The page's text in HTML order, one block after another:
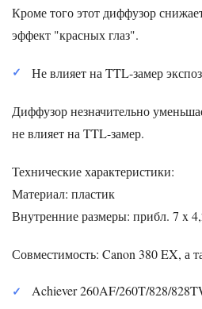
Кроме того этот диффузор
эффект "красных глаз".
Не влияет на TTL-замер
Диффузор незначительно
не влияет на TTL-замер.
Технические характеристики:
Материал: пластик
Внутренние размеры: прибл. 7 x
Совместимость: Canon 380 EX, а
Achiever 260AF/260T/828/